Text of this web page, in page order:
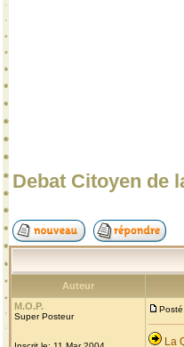
Debat Citoyen de
Auteur
M.O.P.
Super Posteur
La